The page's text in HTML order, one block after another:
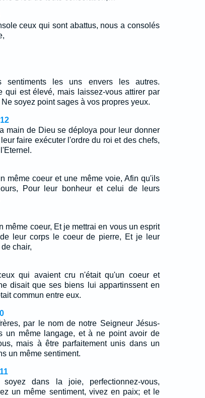
ceux qui sont abattus, nous a consolés
sentiments les uns envers les autres.
qui est élevé, mais laissez-vous attirer par
soyez point sages à vos propres yeux.
main de Dieu se déploya pour leur donner
faire exécuter l'ordre du roi et des chefs,
même coeur et une même voie, Afin qu'ils
Pour leur bonheur et celui de leurs
même coeur, Et je mettrai en vous un esprit
leur corps le coeur de pierre, Et je leur
chair,
qui avaient cru n'était qu'un coeur et
disait que ses biens lui appartinssent en
commun entre eux.
par le nom de notre Seigneur Jésus-
un même langage, et à ne point avoir de
mais à être parfaitement unis dans un
un même sentiment.
dans la joie, perfectionnez-vous,
un même sentiment, vivez en paix; et le